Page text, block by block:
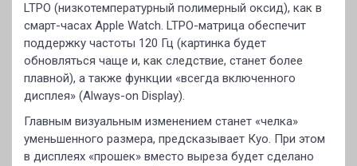
LTPO (низкотемпературный полимерный оксид), как в
смарт-часах Apple Watch. LTPO-матрица обеспечит
поддержку частоты 120 Гц (картинка будет
обновляться чаще и, как следствие, станет более
плавной), а также функции «всегда включенного
дисплея» (Always-on Display).
Главным визуальным изменением станет «челка»
уменьшенного размера, предсказывает Куо. При этом
в дисплеях «прошек» вместо выреза будет сделано